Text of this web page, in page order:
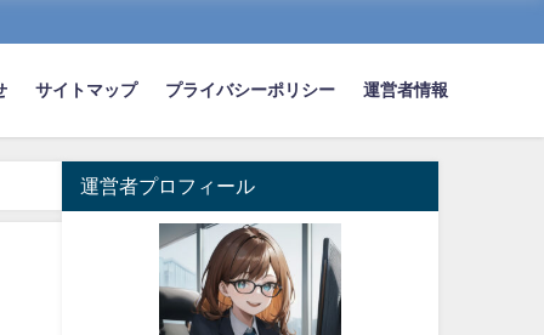
サイトマップ プライバシーポリシー 運営者情報
運営者プロフィール